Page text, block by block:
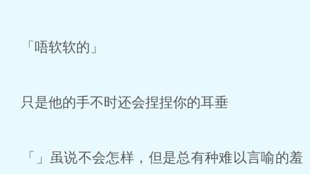
「唔软软的」
只是他的手不时还会捏捏你的耳垂
「」虽说不会怎样，但是总有种难以言喻的羞